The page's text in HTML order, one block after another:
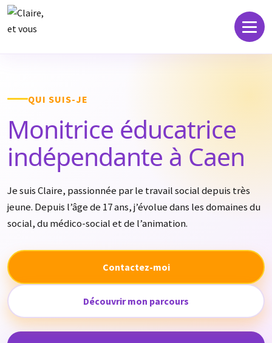
QUI SUIS-JE
Monitrice éducatrice
indépendante à Caen
Je suis Claire, passionnée par le travail social depuis très
jeune. Depuis l’âge de 17 ans, j’évolue dans les domaines du
social, du médico-social et de l’animation.
Contactez-moi
Découvrir mon parcours